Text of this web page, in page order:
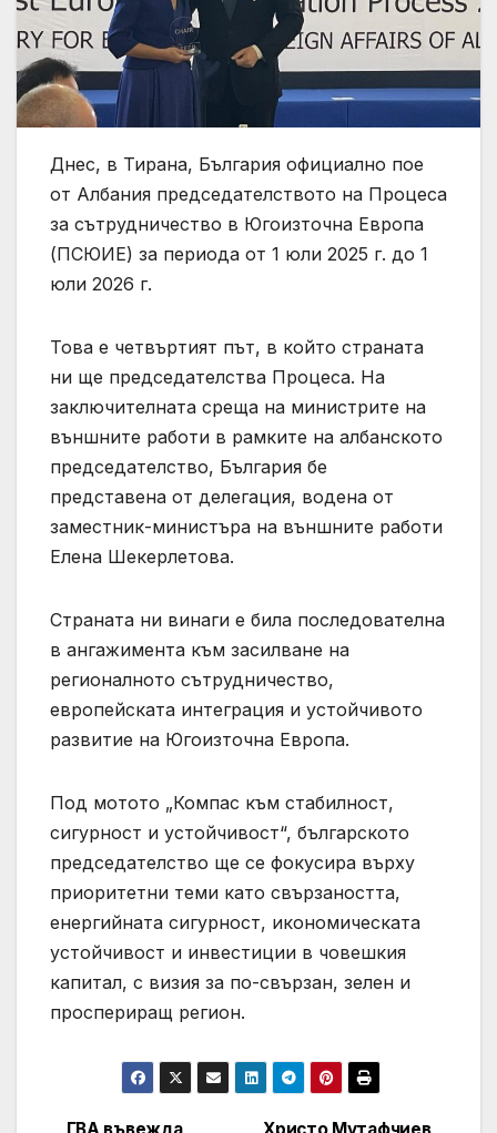
Днес, в Тирана, България официално пое
от Албания председателството на Процеса
за сътрудничество в Югоизточна Европа
(ПСЮИЕ) за периода от 1 юли 2025 г. до 1
юли 2026 г.
Това е четвъртият път, в който страната
ни ще председателства Процеса. На
заключителната среща на министрите на
външните работи в рамките на албанското
председателство, България бе
представена от делегация, водена от
заместник-министъра на външните работи
Елена Шекерлетова.
Страната ни винаги е била последователна
в ангажимента към засилване на
регионалното сътрудничество,
европейската интеграция и устойчивото
развитие на Югоизточна Европа.
Под мотото „Компас към стабилност,
сигурност и устойчивост“, българското
председателство ще се фокусира върху
приоритетни теми като свързаността,
енергийната сигурност, икономическата
устойчивост и инвестиции в човешкия
капитал, с визия за по-свързан, зелен и
проспериращ регион.
Христо Мутафчиев
ГВА въвежда